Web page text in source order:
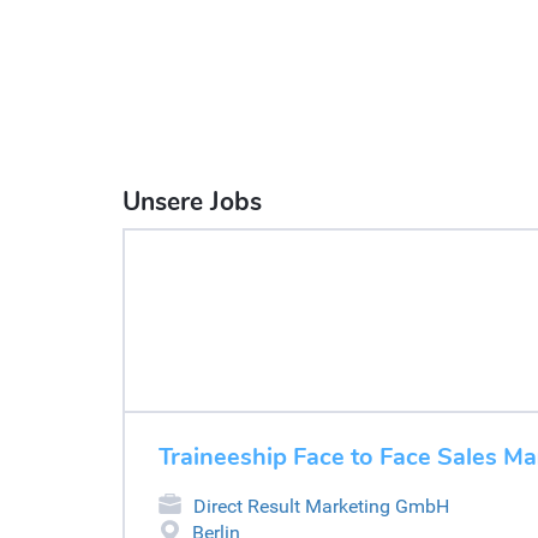
Unsere Jobs
Traineeship Face to Face Sales
Direct Result Marketing GmbH
Berlin